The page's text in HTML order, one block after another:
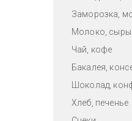
Заморозка,
Молоко,
Чай, кофе
Бакалея,
Шоколад,
Хлеб, печенье